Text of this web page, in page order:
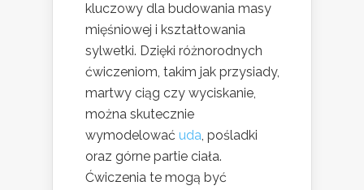
kluczowy dla budowania masy
mięśniowej i kształtowania
sylwetki. Dzięki różnorodnych
ćwiczeniom, takim jak przysiady,
martwy ciąg czy wyciskanie,
można skutecznie
wymodelować uda, pośladki
oraz górne partie ciała.
Ćwiczenia te mogą być